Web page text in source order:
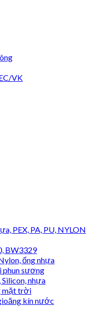
VK
PEX, PA, PU, NYLON
BW3329
ống nhựa
phun sương
Silicon, nhựa
mặt trời
kín nước